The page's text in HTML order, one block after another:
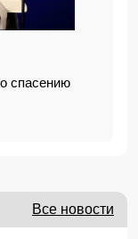
спасению
Все новости